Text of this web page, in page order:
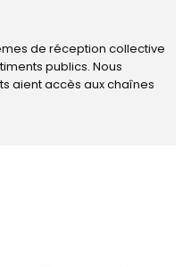
de réception collective
publics. Nous
aient accès aux chaînes